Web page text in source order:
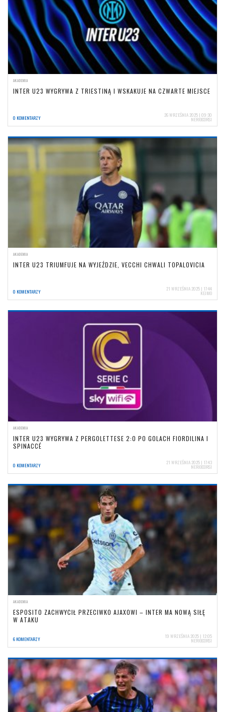
AKADEMIA
INTER U23 WYGRYWA Z TRIESTINĄ I WSKAKUJE NA CZWARTE MIEJSCE
0 KOMENTARZY 26 WRZEŚNIA 2025 | 09:30
NERIOCORSI
AKADEMIA
INTER U23 TRIUMFUJE NA WYJEŹDZIE, VECCHI CHWALI TOPALOVICIA
0 KOMENTARZY 21 WRZEŚNIA 2025 | 17:44
KEJMO
AKADEMIA
INTER U23 WYGRYWA Z PERGOLETTESE 2:0 PO GOLACH FIORDILINA I
SPINACCÉ
0 KOMENTARZY 21 WRZEŚNIA 2025 | 17:43
NERIOCORSI
AKADEMIA
ESPOSITO ZACHWYCIŁ PRZECIWKO AJAXOWI – INTER MA NOWĄ SIŁĘ
W ATAKU
6 KOMENTARZY 19 WRZEŚNIA 2025 | 12:05
NERIOCORSI